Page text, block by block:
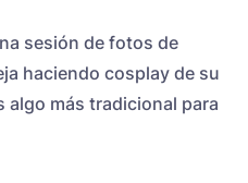
sesión de fotos de
haciendo cosplay de su
más tradicional para